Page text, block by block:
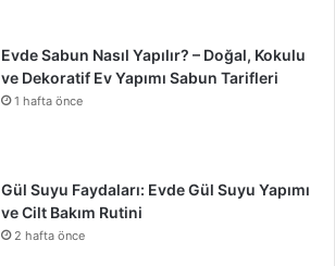
Evde Sabun Nasıl Yapılır? – Doğal, Kokulu
ve Dekoratif Ev Yapımı Sabun Tarifleri
1 hafta önce
Gül Suyu Faydaları: Evde Gül Suyu Yapımı
ve Cilt Bakım Rutini
2 hafta önce